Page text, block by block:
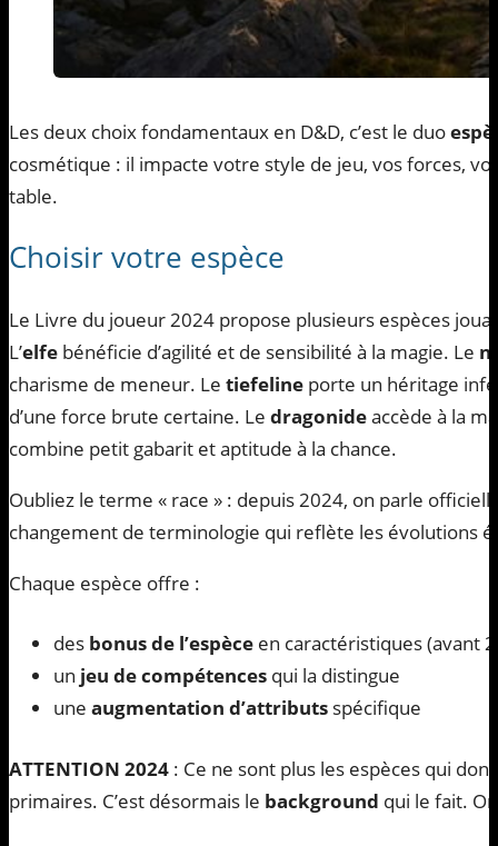
Les deux choix fondamentaux en D&D, c’est le duo
cosmétique : il impacte votre style de jeu, vos forces,
table.
Choisir votre espèce
Le Livre du joueur 2024 propose plusieurs espèces
L’elfe bénéficie d’agilité et de sensibilité à la magie. Le
charisme de meneur. Le tiefeline porte un héritage
d’une force brute certaine. Le dragonideaccède à la
combine petit gabarit et aptitude à la chance.
Oubliez le terme « race » : depuis 2024, on parle
changement de terminologie qui reflète les évolutions
Chaque espèce offre :
des bonus de l’espèce en caractéristiques (avant
un jeu de compétences qui la distingue
une augmentation d’attributs spécifique
ATTENTION 2024 : Ce ne sont plus les espèces qui
primaires. C’est désormais le background qui le fait.